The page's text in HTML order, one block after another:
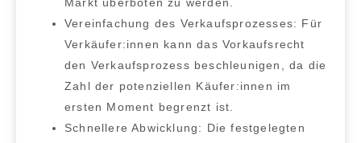
Vereinfachung des Verkaufsprozesses: Für
Verkäufer:innen kann das Vorkaufsrecht
den Verkaufsprozess beschleunigen, da die
Zahl der potenziellen Käufer:innen im
ersten Moment begrenzt ist.
Schnellere Abwicklung: Die festgelegten